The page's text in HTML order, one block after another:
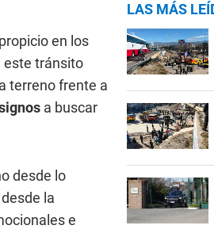
en los
este tránsito
terreno frente a
a buscar
desde lo
la
e
LAS MÁS